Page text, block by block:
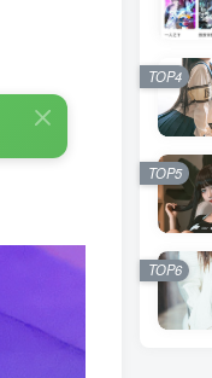
TOP4
TOP5
TOP6